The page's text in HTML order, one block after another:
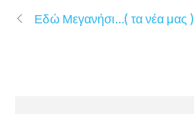
Εδώ Μεγανήσι…( τα νέα μας )